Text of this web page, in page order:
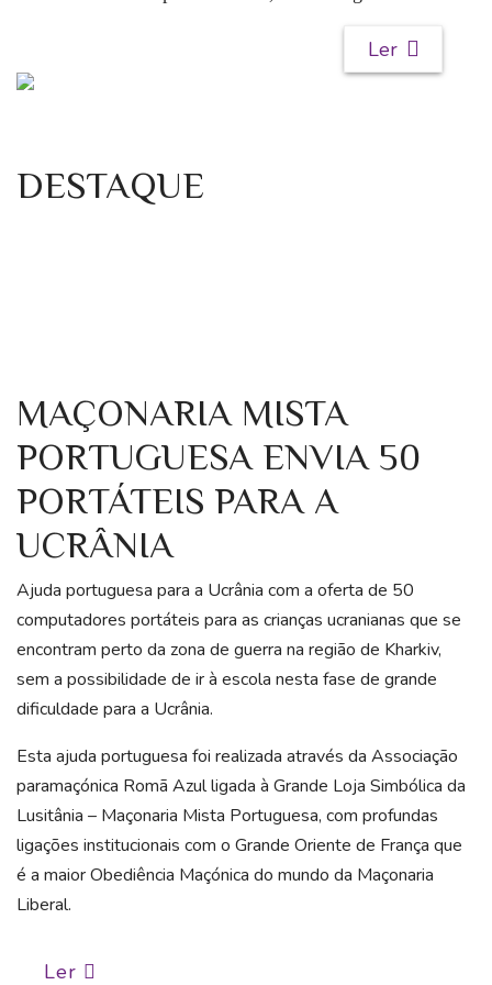
Ler
DESTAQUE
MAÇONARIA MISTA
PORTUGUESA ENVIA 50
PORTÁTEIS PARA A
UCRÂNIA
Ajuda portuguesa para a Ucrânia com a oferta de 50
computadores portáteis para as crianças ucranianas que se
encontram perto da zona de guerra na região de Kharkiv,
sem a possibilidade de ir à escola nesta fase de grande
dificuldade para a Ucrânia.
Esta ajuda portuguesa foi realizada através da Associação
paramaçónica Romã Azul ligada à Grande Loja Simbólica da
Lusitânia – Maçonaria Mista Portuguesa, com profundas
ligações institucionais com o Grande Oriente de França que
é a maior Obediência Maçónica do mundo da Maçonaria
Liberal.
Ler